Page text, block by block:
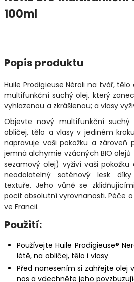
100ml
Popis produktu
Huile Prodigieuse Néroli na tvář,
multifunkční suchý olej, který
vyhlazenou a zkrášlenou; a vlasy
Objevte nový multifunkční suchý
obličej, tělo a vlasy v jediném
napravuje vaši pokožku a zároveň
jemná alchymie vzácných BIO olejů
sezamový olej) vyživí vaši
neodolatelný saténový lesk
textuře. Jeho vůně se
pocit absolutní vyrovnanosti. Péče
ve Francii.
Použití:
Používejte Huile Prodigieuse®
létě, na obličej, tělo i vlasy
Před nanesením si zahřejte olej
nos a vdechněte jeho